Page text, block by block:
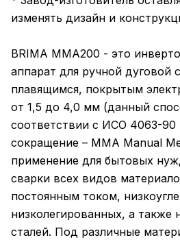
изменять дизайн и
BRIMA MMA200 - это
аппарат для ручной дуговой
плавящимся, покрытым
от 1,5 до 4,0 мм (данный
соответствии с ИСО 4063-
сокращение – MMA Manual
применение для бытовых
сварки всех видов
постоянным током,
низколегированных, а
сталей. Под различные